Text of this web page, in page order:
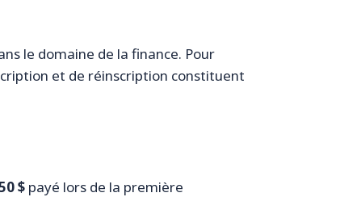
le domaine de la finance. Pour
et de réinscription constituent
$ payé lors de la première